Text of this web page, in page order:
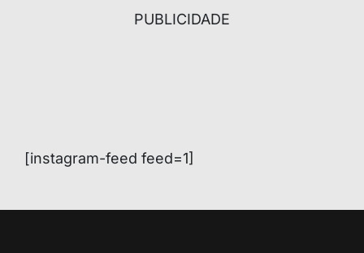
PUBLICIDADE
[instagram-feed feed=1]